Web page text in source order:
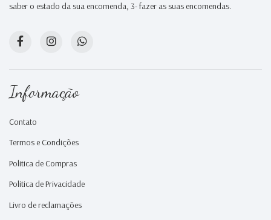
saber o estado da sua encomenda, 3- fazer as suas encomendas.
Informação
Contato
Termos e Condições
Politica de Compras
Política de Privacidade
Livro de reclamações